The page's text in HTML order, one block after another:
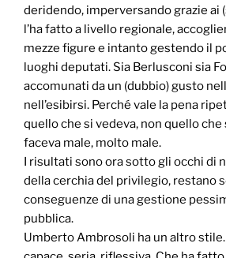
deridendo, imperversando grazie ai
l’ha fatto a livello regionale,
mezze figure e intanto gestendo il
luoghi deputati. Sia Berlusconi sia
accomunati da un (dubbio) gusto
nell’esibirsi. Perché vale la pena
quello che si vedeva, non quello che
faceva male, molto male.
I risultati sono ora sotto gli occhi di
della cerchia del privilegio, restano
conseguenze di una gestione
pubblica.
Umberto Ambrosoli ha un altro stile.